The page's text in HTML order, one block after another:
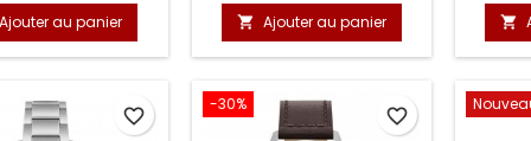
Ajouter au panier  Ajouter au panier 
favorite_border
-30%
favorite_border